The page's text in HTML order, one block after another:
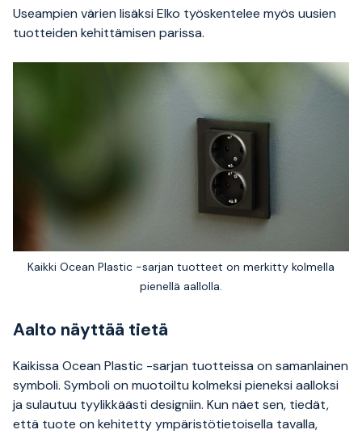
Useampien värien lisäksi Elko työskentelee myös uusien
tuotteiden kehittämisen parissa.
Kaikki Ocean Plastic -sarjan tuotteet on merkitty kolmella
pienellä aallolla.
Aalto näyttää tietä
Kaikissa Ocean Plastic -sarjan tuotteissa on samanlainen
symboli. Symboli on muotoiltu kolmeksi pieneksi aalloksi
ja sulautuu tyylikkäästi designiin. Kun näet sen, tiedät,
että tuote on kehitetty ympäristötietoisella tavalla,